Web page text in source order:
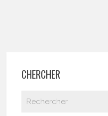
CHERCHER